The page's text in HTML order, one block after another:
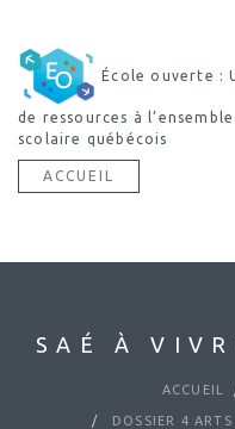
École ouverte :
de ressources à
scolaire québécois
ACCUEIL
SAÉ À
ACCUEIL
DOSSIER 4